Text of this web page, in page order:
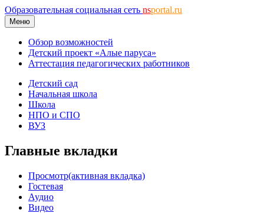
Образовательная социальная сеть nsportal.ru
Меню
Обзор возможностей
Детский проект «Алые паруса»
Аттестация педагогических работников
Детский сад
Начальная школа
Школа
НПО и СПО
ВУЗ
Главные вкладки
Просмотр(активная вкладка)
Гостевая
Аудио
Видео